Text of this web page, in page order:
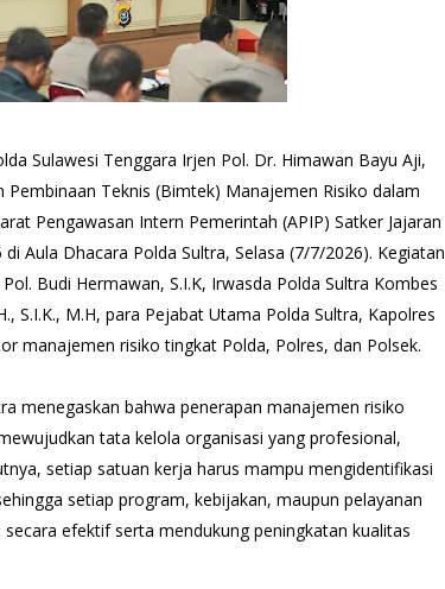
Sulawesi Tenggara Irjen Pol. Dr. Himawan Bayu Aji,
Pembinaan Teknis (Bimtek) Manajemen Risiko dalam
Pengawasan Intern Pemerintah (APIP) Satker Jajaran
Aula Dhacara Polda Sultra, Selasa (7/7/2026). Kegiatan
Budi Hermawan, S.I.K, Irwasda Polda Sultra Kombes
S.I.K., M.H, para Pejabat Utama Polda Sultra, Kapolres
manajemen risiko tingkat Polda, Polres, dan Polsek.
menegaskan bahwa penerapan manajemen risiko
tata kelola organisasi yang profesional,
setiap satuan kerja harus mampu mengidentifikasi
setiap program, kebijakan, maupun pelayanan
efektif serta mendukung peningkatan kualitas